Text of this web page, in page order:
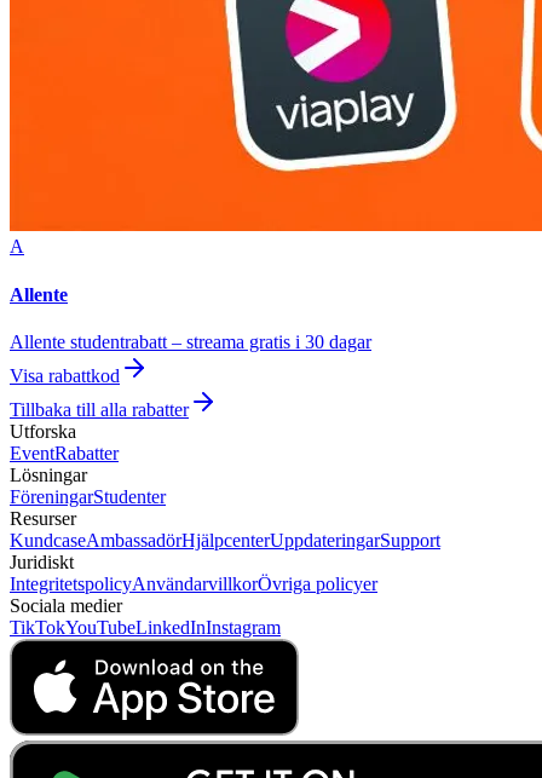
A
Allente
Allente studentrabatt – streama gratis i 30 dagar
Visa rabattkod
Tillbaka till alla rabatter
Utforska
EventRabatter
Lösningar
FöreningarStudenter
Resurser
KundcaseAmbassadörHjälpcenterUppdateringarSupport
Juridiskt
IntegritetspolicyAnvändarvillkorÖvriga policyer
Sociala medier
TikTokYouTubeLinkedInInstagram